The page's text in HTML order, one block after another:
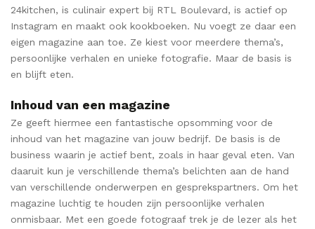
24kitchen, is culinair expert bij RTL Boulevard, is actief op
Instagram en maakt ook kookboeken. Nu voegt ze daar een
eigen magazine aan toe. Ze kiest voor meerdere thema’s,
persoonlijke verhalen en unieke fotografie. Maar de basis is
en blijft eten.
Inhoud van een magazine
Ze geeft hiermee een fantastische opsomming voor de
inhoud van het magazine van jouw bedrijf. De basis is de
business waarin je actief bent, zoals in haar geval eten. Van
daaruit kun je verschillende thema’s belichten aan de hand
van verschillende onderwerpen en gesprekspartners. Om het
magazine luchtig te houden zijn persoonlijke verhalen
onmisbaar. Met een goede fotograaf trek je de lezer als het